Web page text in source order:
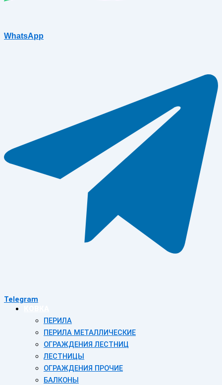
WhatsApp
Telegram
ПЕРИЛА
ПЕРИЛА МЕТАЛЛИЧЕСКИЕ
ОГРАЖДЕНИЯ ЛЕСТНИЦ
ЛЕСТНИЦЫ
ОГРАЖДЕНИЯ ПРОЧИЕ
БАЛКОНЫ